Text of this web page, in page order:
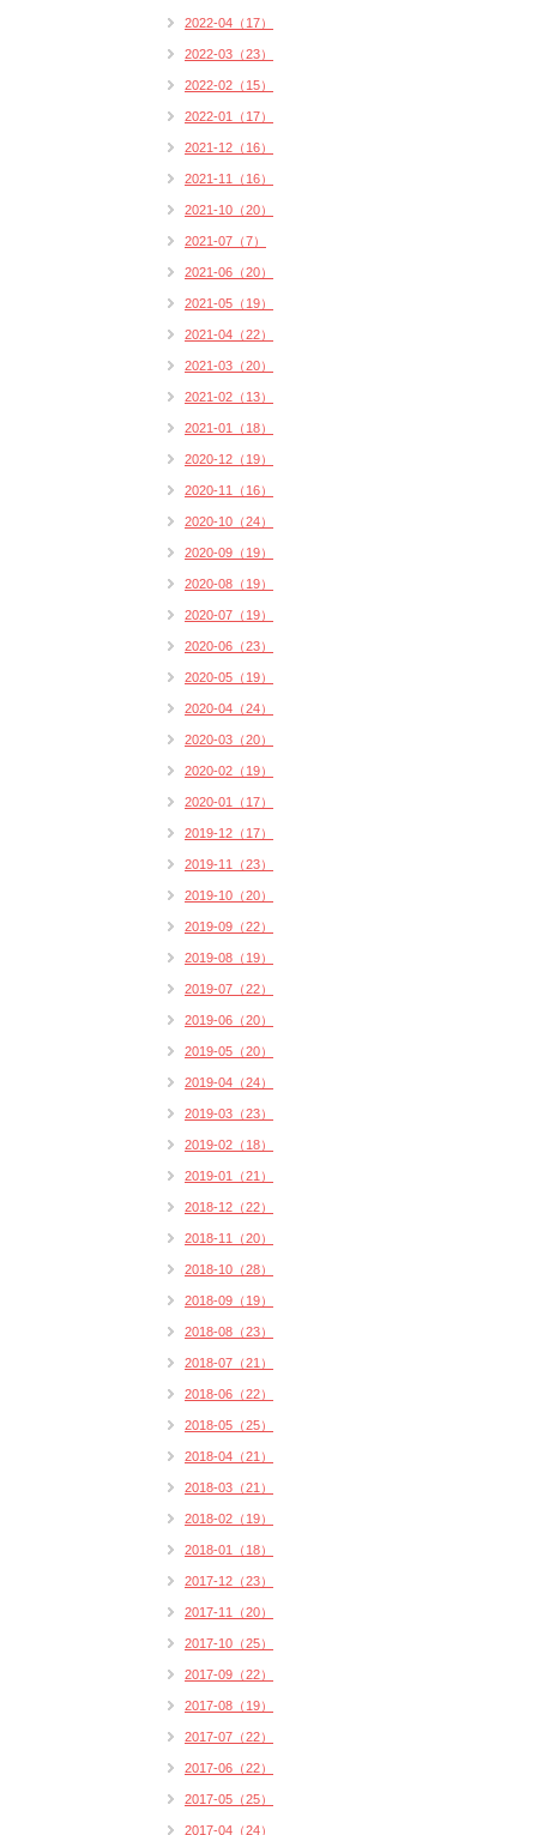
2022-04（17）
2022-03（23）
2022-02（15）
2022-01（17）
2021-12（16）
2021-11（16）
2021-10（20）
2021-07（7）
2021-06（20）
2021-05（19）
2021-04（22）
2021-03（20）
2021-02（13）
2021-01（18）
2020-12（19）
2020-11（16）
2020-10（24）
2020-09（19）
2020-08（19）
2020-07（19）
2020-06（23）
2020-05（19）
2020-04（24）
2020-03（20）
2020-02（19）
2020-01（17）
2019-12（17）
2019-11（23）
2019-10（20）
2019-09（22）
2019-08（19）
2019-07（22）
2019-06（20）
2019-05（20）
2019-04（24）
2019-03（23）
2019-02（18）
2019-01（21）
2018-12（22）
2018-11（20）
2018-10（28）
2018-09（19）
2018-08（23）
2018-07（21）
2018-06（22）
2018-05（25）
2018-04（21）
2018-03（21）
2018-02（19）
2018-01（18）
2017-12（23）
2017-11（20）
2017-10（25）
2017-09（22）
2017-08（19）
2017-07（22）
2017-06（22）
2017-05（25）
2017-04（24）